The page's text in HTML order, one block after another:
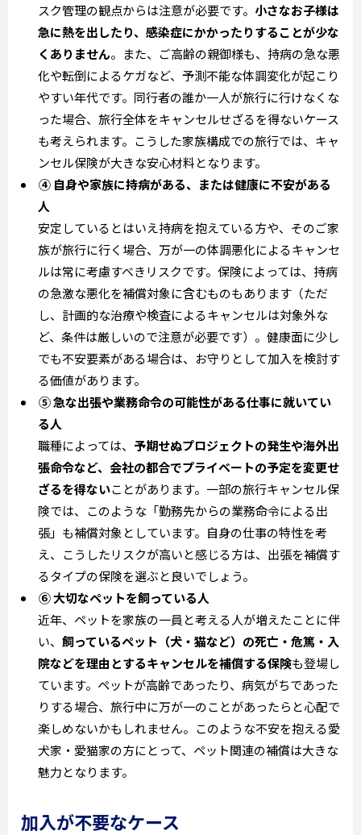
スク管理の観点からは注意が必要です。 小さなお子様は
急に熱を出したり、感染症にかかったりすることが少な
くありません。また、ご高齢の親御様も、持病の急な悪
化や転倒によるケガなど、予測不能な体調変化が起こり
やすい年代です。同行者の誰か一人が旅行に行けなくな
った場合、旅行全体をキャンセルせざるを得ないケース
も考えられます。こうした家族構成での旅行では、キャ
ンセル保険が大きな安心材料となります。
④ 自身や家族に持病がある、または健康に不安がある
人
安定しているとはいえ持病を抱えている方や、そのご家
族が旅行に行く場合、万が一の体調悪化によるキャンセ
ルは常に考慮すべきリスクです。保険によっては、持病
の急激な悪化を補償対象に含むものもあります（ただ
し、計画的な治療や検査によるキャンセルは対象外な
ど、条件は厳しいので注意が必要です）。健康面に少し
でも不安要素がある場合は、お守りとして加入を検討す
る価値があります。
⑤ 急な出張や業務命令の可能性がある仕事に就いてい
る人
職種によっては、 予期せぬプロジェクトの発生や海外出
張命令など、会社の都合でプライベートの予定を変更せ
ざるを得ないことがあります。一部の旅行キャンセル保
険では、このような「勤務先からの業務命令による出
張」も補償対象としています。自身の仕事の特性を考
え、こうしたリスクが高いと感じる方は、出張を補償す
るタイプの保険を選ぶと良いでしょう。
⑥ 大切なペットを飼っている人
近年、ペットを家族の一員と考える人が増えたことに伴
い、 飼っているペット（犬・猫など）の死亡・危篤・入
院などを理由とするキャンセルを補償する保険も登場し
ています。ペットが高齢であったり、病気がちであった
りする場合、旅行中に万が一のことがあったらと心配で
楽しめないかもしれません。このような不安を抱える愛
犬家・愛猫家の方にとって、ペット関連の補償は大きな
魅力となります。
加入が不要なケース